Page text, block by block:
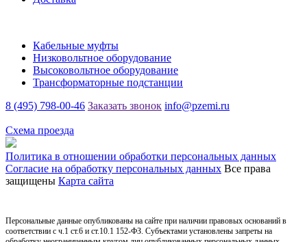
Кабельные муфты
Низковольтное оборудование
Высоковольтное оборудование
Трансформаторные подстанции
8 (495) 798-00-46 Заказать звонок info@pzemi.ru
Схема проезда
Политика в отношении обработки персональных данных
Согласие на обработку персональных данных Все права
защищены Карта сайта
Персональные данные опубликованы на сайте при наличии правовых оснований в
соответствии с ч.1 ст.6 и ст.10.1 152-ФЗ. Субъектами установлены запреты на